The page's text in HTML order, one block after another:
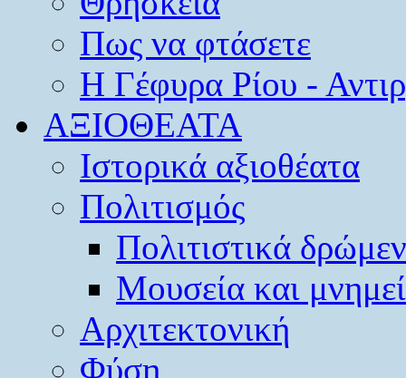
Πως να φτάσετε
Η Γέφυρα Ρίου -
ΑΞΙΟΘΕΑΤΑ
Ιστορικά αξιοθέατα
Πολιτισμός
Πολιτιστικά
Μουσεία και
Αρχιτεκτονική
Φύση